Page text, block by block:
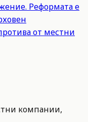
Реформата е
от местни
компании,